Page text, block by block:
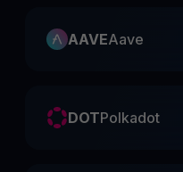
AAVEAave
DOTPolkadot